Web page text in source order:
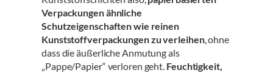
Verpackungen ähnliche
Schutzeigenschaften wie reinen
Kunststoffverpackungen zu verleihen, ohne
dass die äußerliche Anmutung als
„Pappe/Papier“ verloren geht. Feuchtigkeit,